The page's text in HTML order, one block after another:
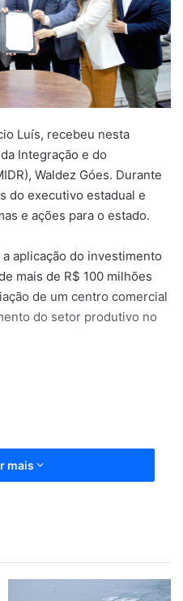
Luís, recebeu nesta
Integração e do
Waldez Góes. Durante
do executivo estadual e
e ações para o estado.
aplicação do investimento
mais de R$ 100 milhões
de um centro comercial
do setor produtivo no
do
o Amapá e
Governo
mais